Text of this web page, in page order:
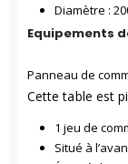
Diamètre :
Equipements
Panneau de
Cette table est
1 jeu de
Situé à